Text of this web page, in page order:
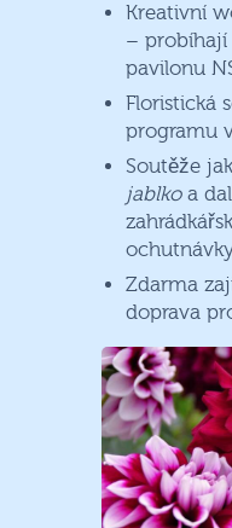
Kreativní
–
pavilonu
Floristická
programu
Soutěže
jablkoa
Zdarma
doprava